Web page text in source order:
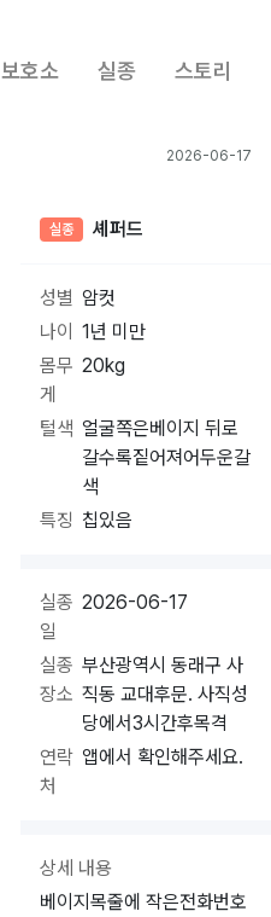
보호소 실종 스토리
2026-06-17
실종 셰퍼드
성별 암컷
나이
1년 미만
몸무
게
20kg
털색 얼굴쪽은베이지 뒤로
갈수록짙어져어두운갈
색
특징 칩있음
실종
일
2026-06-17
실종
장소
부산광역시 동래구 사
직동 교대후문. 사직성
당에서3시간후목격
연락
처
앱에서 확인해주세요.
상세 내용
베이지목줄에 작은전화번호